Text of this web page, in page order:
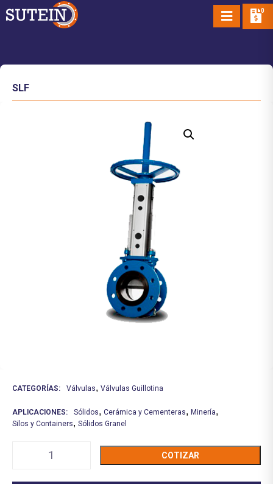
0
SLF
CATEGORÍAS: Válvulas, Válvulas Guillotina
APLICACIONES: Sólidos, Cerámica y Cementeras, Minería,
Silos y Containers, Sólidos Granel
COTIZAR